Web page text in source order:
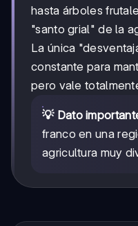
hasta árboles
"santo grial" de la
La única
constante para
pero vale
💡 Dato
franco en una
agricultura muy